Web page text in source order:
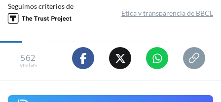
Seguimos criterios de
Ética y transparencia de BBCL
562
visitas